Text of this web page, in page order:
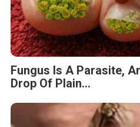
Fungus Is A Parasite,
Drop Of Plain...